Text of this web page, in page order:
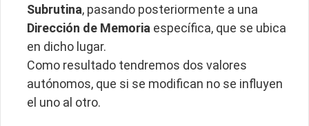
Subrutina, pasando posteriormente a una
Dirección de Memoria específica, que se ubica
en dicho lugar.
Como resultado tendremos dos valores
autónomos, que si se modifican no se influyen
el uno al otro.